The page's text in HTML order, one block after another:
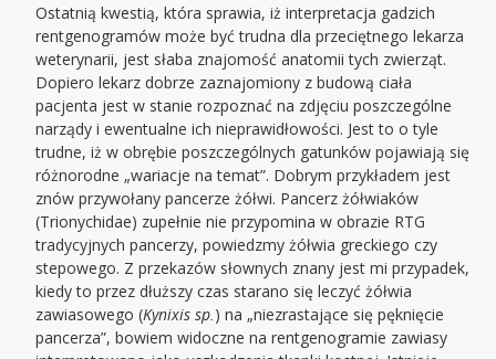
Ostatnią kwestią, która sprawia, iż interpretacja gadzich
rentgenogramów może być trudna dla przeciętnego lekarza
weterynarii, jest słaba znajomość anatomii tych zwierząt.
Dopiero lekarz dobrze zaznajomiony z budową ciała
pacjenta jest w stanie rozpoznać na zdjęciu poszczególne
narządy i ewentualne ich nieprawidłowości. Jest to o tyle
trudne, iż w obrębie poszczególnych gatunków pojawiają się
różnorodne „wariacje na temat”. Dobrym przykładem jest
znów przywołany pancerze żółwi. Pancerz żółwiaków
(Trionychidae) zupełnie nie przypomina w obrazie RTG
tradycyjnych pancerzy, powiedzmy żółwia greckiego czy
stepowego. Z przekazów słownych znany jest mi przypadek,
kiedy to przez dłuższy czas starano się leczyć żółwia
zawiasowego (Kynixis sp.) na „niezrastające się pęknięcie
pancerza”, bowiem widoczne na rentgenogramie zawiasy